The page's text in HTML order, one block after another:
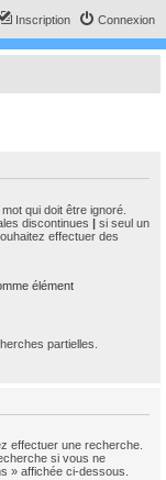
Connexion
Inscription
qui doit être ignoré.
discontinues | si seul un
effectuer des
élément
partielles.
effectuer une recherche.
si vous ne
» affichée ci-dessous.